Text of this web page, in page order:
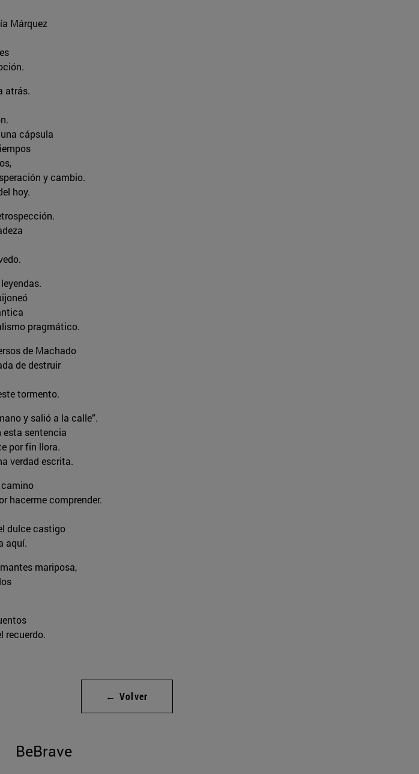
Márquez
atrás.
cápsula
y cambio.
hoy.
pragmático.
de Machado
de destruir
tormento.
y salió a la calle”.
esta sentencia
por fin llora.
verdad escrita.
hacerme comprender.
dulce castigo
aquí.
mariposa,
recuerdo.
← Volver
BeBrave